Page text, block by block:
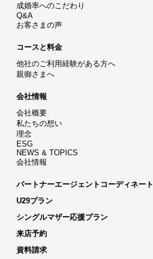
成婚率へのこだわり
Q&A
お客さまの声
コースと料金
他社のご利用経験がある方へ
親御さまへ
会社情報
会社概要
私たちの想い
理念
ESG
NEWS & TOPICS
会社情報
パートナーエージェントコーディネート
U29プラン
シングルマザー応援プラン
来店予約
資料請求